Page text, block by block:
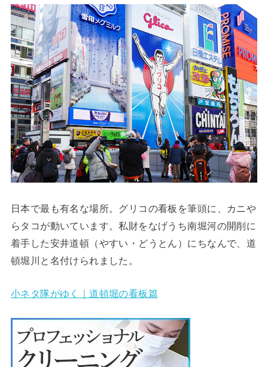
日本で最も有名な場所。グリコの看板を筆頭に、カニや
らタコが動いています。私財をなげうち南堀河の開削に
着手した安井道頓（やすい・どうとん）にちなんで、道
頓堀川と名付けられました。
小ネタ隊がゆく｜道頓堀の看板篇